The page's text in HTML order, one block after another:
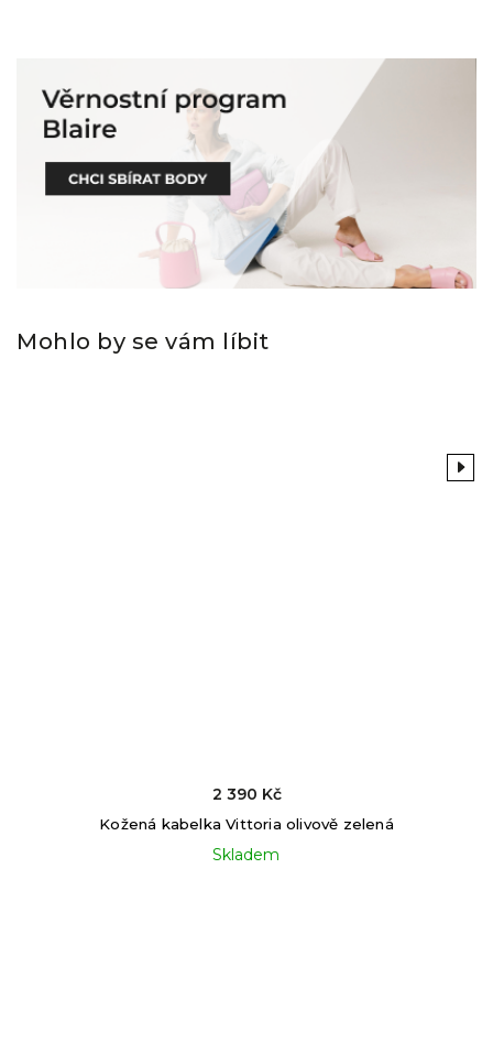
Mohlo by se vám líbit
Previous
Kožená kabelka Vittoria olivově zelená
Skladem
2 390 Kč
Next